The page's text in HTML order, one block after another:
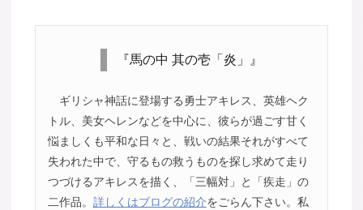
『馬の中 其の壱「炎」』
ギリシャ神話に登場する勇士アキレス、英雄ヘク
トル、美女ヘレンなどを中心に、彼らが過ごす甘く
悩ましくも平和な日々と、戦いの結果それがすべて
失われた中で、守るもの救うものを探し求めて走り
つづけるアキレスを描く、「三幅対」と「疾走」の
二作品。 詳しくはブログの紹介をごらん下さい。私